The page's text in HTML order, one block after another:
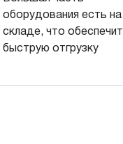
оборудования есть на
складе, что обеспечит
быструю отгрузку